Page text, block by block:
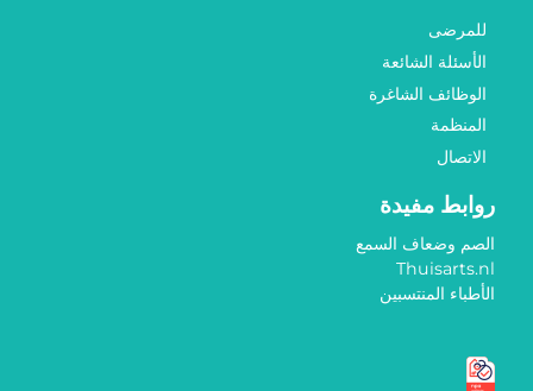
للمرضى
الأسئلة الشائعة
الوظائف الشاغرة
المنظمة
الاتصال
روابط مفيدة
الصم وضعاف السمع
Thuisarts.nl
الأطباء المنتسبين